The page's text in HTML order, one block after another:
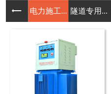
电力施工... 隧道专用...